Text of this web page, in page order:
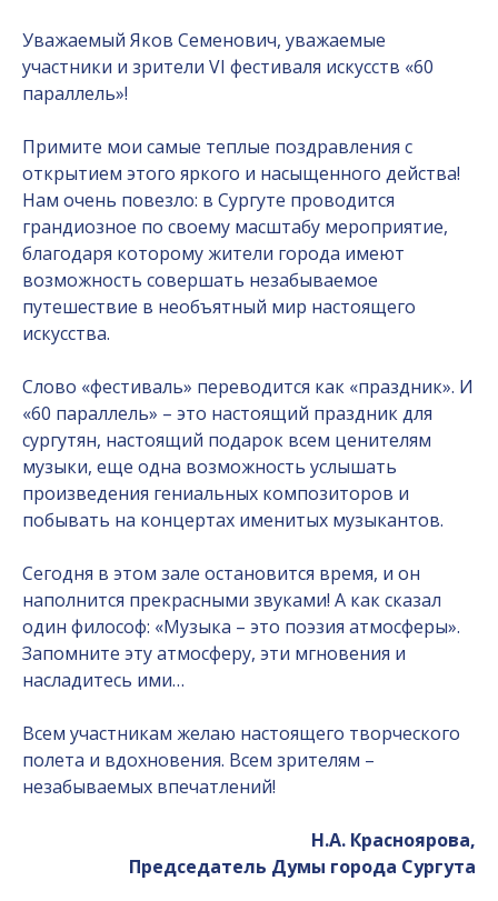
Уважаемый Яков Семенович, уважаемые
участники и зрители VI фестиваля искусств «60
параллель»!
Примите мои самые теплые поздравления с
открытием этого яркого и насыщенного действа!
Нам очень повезло: в Сургуте проводится
грандиозное по своему масштабу мероприятие,
благодаря которому жители города имеют
возможность совершать незабываемое
путешествие в необъятный мир настоящего
искусства.
Слово «фестиваль» переводится как «праздник». И
«60 параллель» – это настоящий праздник для
сургутян, настоящий подарок всем ценителям
музыки, еще одна возможность услышать
произведения гениальных композиторов и
побывать на концертах именитых музыкантов.
Сегодня в этом зале остановится время, и он
наполнится прекрасными звуками! А как сказал
один философ: «Музыка – это поэзия атмосферы».
Запомните эту атмосферу, эти мгновения и
насладитесь ими…
Всем участникам желаю настоящего творческого
полета и вдохновения. Всем зрителям –
незабываемых впечатлений!
Н.А. Красноярова,
Председатель Думы города Сургута